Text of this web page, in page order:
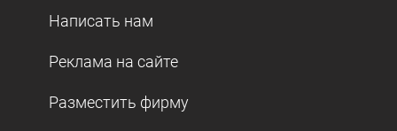
Написать нам
Реклама на сайте
Разместить фирму